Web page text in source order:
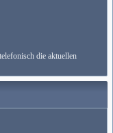
die aktuellen